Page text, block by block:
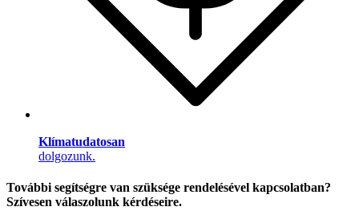
Klímatudatosan
dolgozunk.
További segítségre van szüksége rendelésével kapcsolatban?
Szívesen válaszolunk kérdéseire.